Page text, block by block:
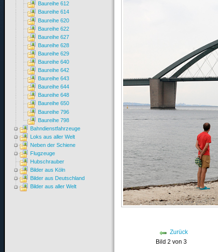
Zurück
Bild 2 von 3
Baureihe 612
Baureihe 614
Baureihe 620
Baureihe 622
Baureihe 627
Baureihe 628
Baureihe 629
Baureihe 640
Baureihe 642
Baureihe 643
Baureihe 644
Baureihe 648
Baureihe 650
Baureihe 796
Baureihe 798
Bahndienstfahrzeuge
Loks aus aller Welt
Neben der Schiene
Flugzeuge
Hubschrauber
Bilder aus Köln
Bilder aus Deutschland
Bilder aus aller Welt